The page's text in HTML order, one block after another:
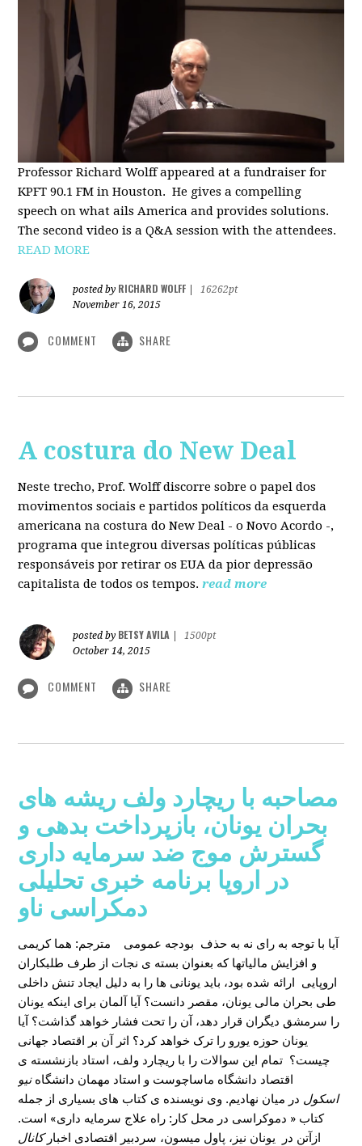
Professor Richard Wolff appeared at a fundraiser for
KPFT 90.1 FM in Houston. He gives a compelling
speech on what ails America and provides solutions.
The second video is a Q&A session with the attendees.
READ MORE
posted by RICHARD WOLFF
16262pt
November 16, 2015
COMMENT SHARE
A costura do New Deal
Neste trecho, Prof. Wolff discorre sobre o papel dos
movimentos sociais e partidos políticos da esquerda
americana na costura do New Deal - o Novo Acordo -,
programa que integrou diversas políticas públicas
responsáveis por retirar os EUA da pior depressão
capitalista de todos os tempos. read more
posted by BETSY AVILA
1500pt
October 14, 2015
COMMENT SHARE
مصاحبه با ریچارد ولف ریشه های
بحران یونان، بازپرداخت بدهی و
گسترش موج ضد سرمایه داری
در اروپا برنامه خبری تحلیلی
دمکراسی ناو
مترجم: هما کریمی
آیا با توجه به رای نه به حذف بودجه عمومی
و افزایش مالیاتها که بعنوان بسته ی نجات از طرف طلبکاران
اروپایی ارائه شده بود، باید یونانی ها را به دلیل ایجاد تنش داخلی
طی بحران مالی یونان، مقصر دانست؟ آیا آلمان برای اینکه یونان
را سرمشق دیگران قرار دهد، آن را تحت فشار خواهد گذاشت؟ آیا
یونان حوزه یورو را ترک خواهد کرد؟ اثر آن بر اقتصاد جهانی
چیست؟ تمام این سوالات را با ریچارد ولف، استاد بازنشسته ی
اقتصاد دانشگاه ماساچوست و استاد مهمان دانشگاهنیو
اسکول در میان نهادیم. وی نویسنده ی کتاب های بسیاری از جمله
کتاب « دموکراسی در محل کار: راه علاج سرمایه داری» است.
ازآتن در یونان نیز، پاول میسون، سردبیر اقتصادی اخبارکانال